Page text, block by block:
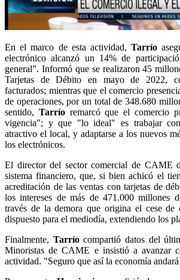
En el marco de esta actividad,Tarrío
electrónico alcanzó un 14% de
general”. Informó que se realizaron 45
Tarjetas de Débito en mayo de 2022,
facturados; mientras que el comercio
de operaciones, por un total de 348.680
sentido, Tarríoremarcó que el comercio
vigencia"; y que "lo ideal" es trabajar con
atractivo el local, y adaptarse a los nuevos
los electrónicos.
El director del sector comercial de CAME
sistema financiero, que, si bien achicó el
acreditación de las ventas con tarjetas de
los intereses de más de 471.000 millones
través de la demora que origina el cese de
dispuesto para el mediodía, extendiendo los
Finalmente, Tarríocompartió datos del
Minoristas de CAME e insistió a avanzar
actividad. "Seguro que así la economía